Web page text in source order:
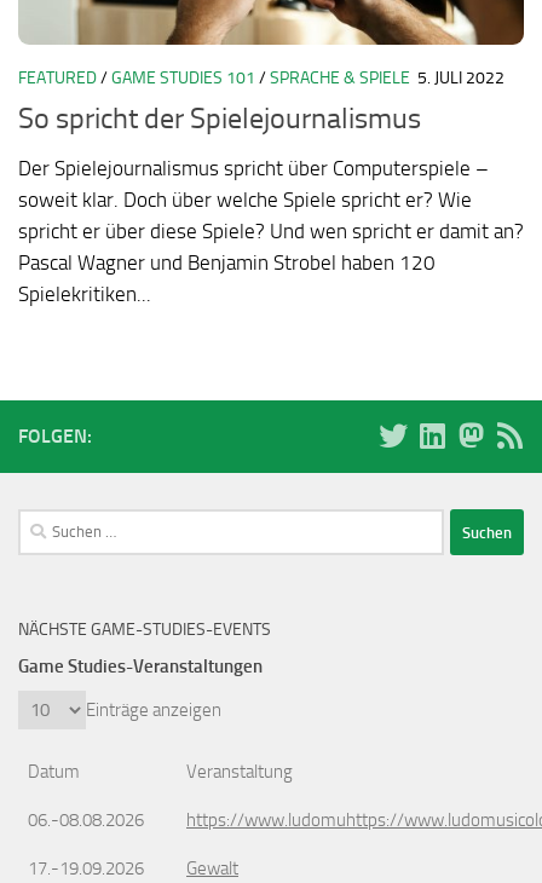
FEATURED/GAME STUDIES 101 /SPRACHE & SPIELE 5. JULI 2022
So spricht der Spielejournalismus
Der Spielejournalismus spricht über Computerspiele –
soweit klar. Doch über welche Spiele spricht er? Wie
spricht er über diese Spiele? Und wen spricht er damit an?
Pascal Wagner und Benjamin Strobel haben 120
Spielekritiken...
FOLGEN:
Suchen
nach:
NÄCHSTE GAME-STUDIES-EVENTS
Game Studies-Veranstaltungen
Einträge anzeigen
Datum Veranstaltung
06.-08.08.2026 https://www.ludomuhttps://
17.-19.09.2026 Gewalt